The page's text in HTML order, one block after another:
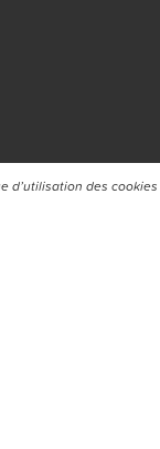
d’utilisation des cookies